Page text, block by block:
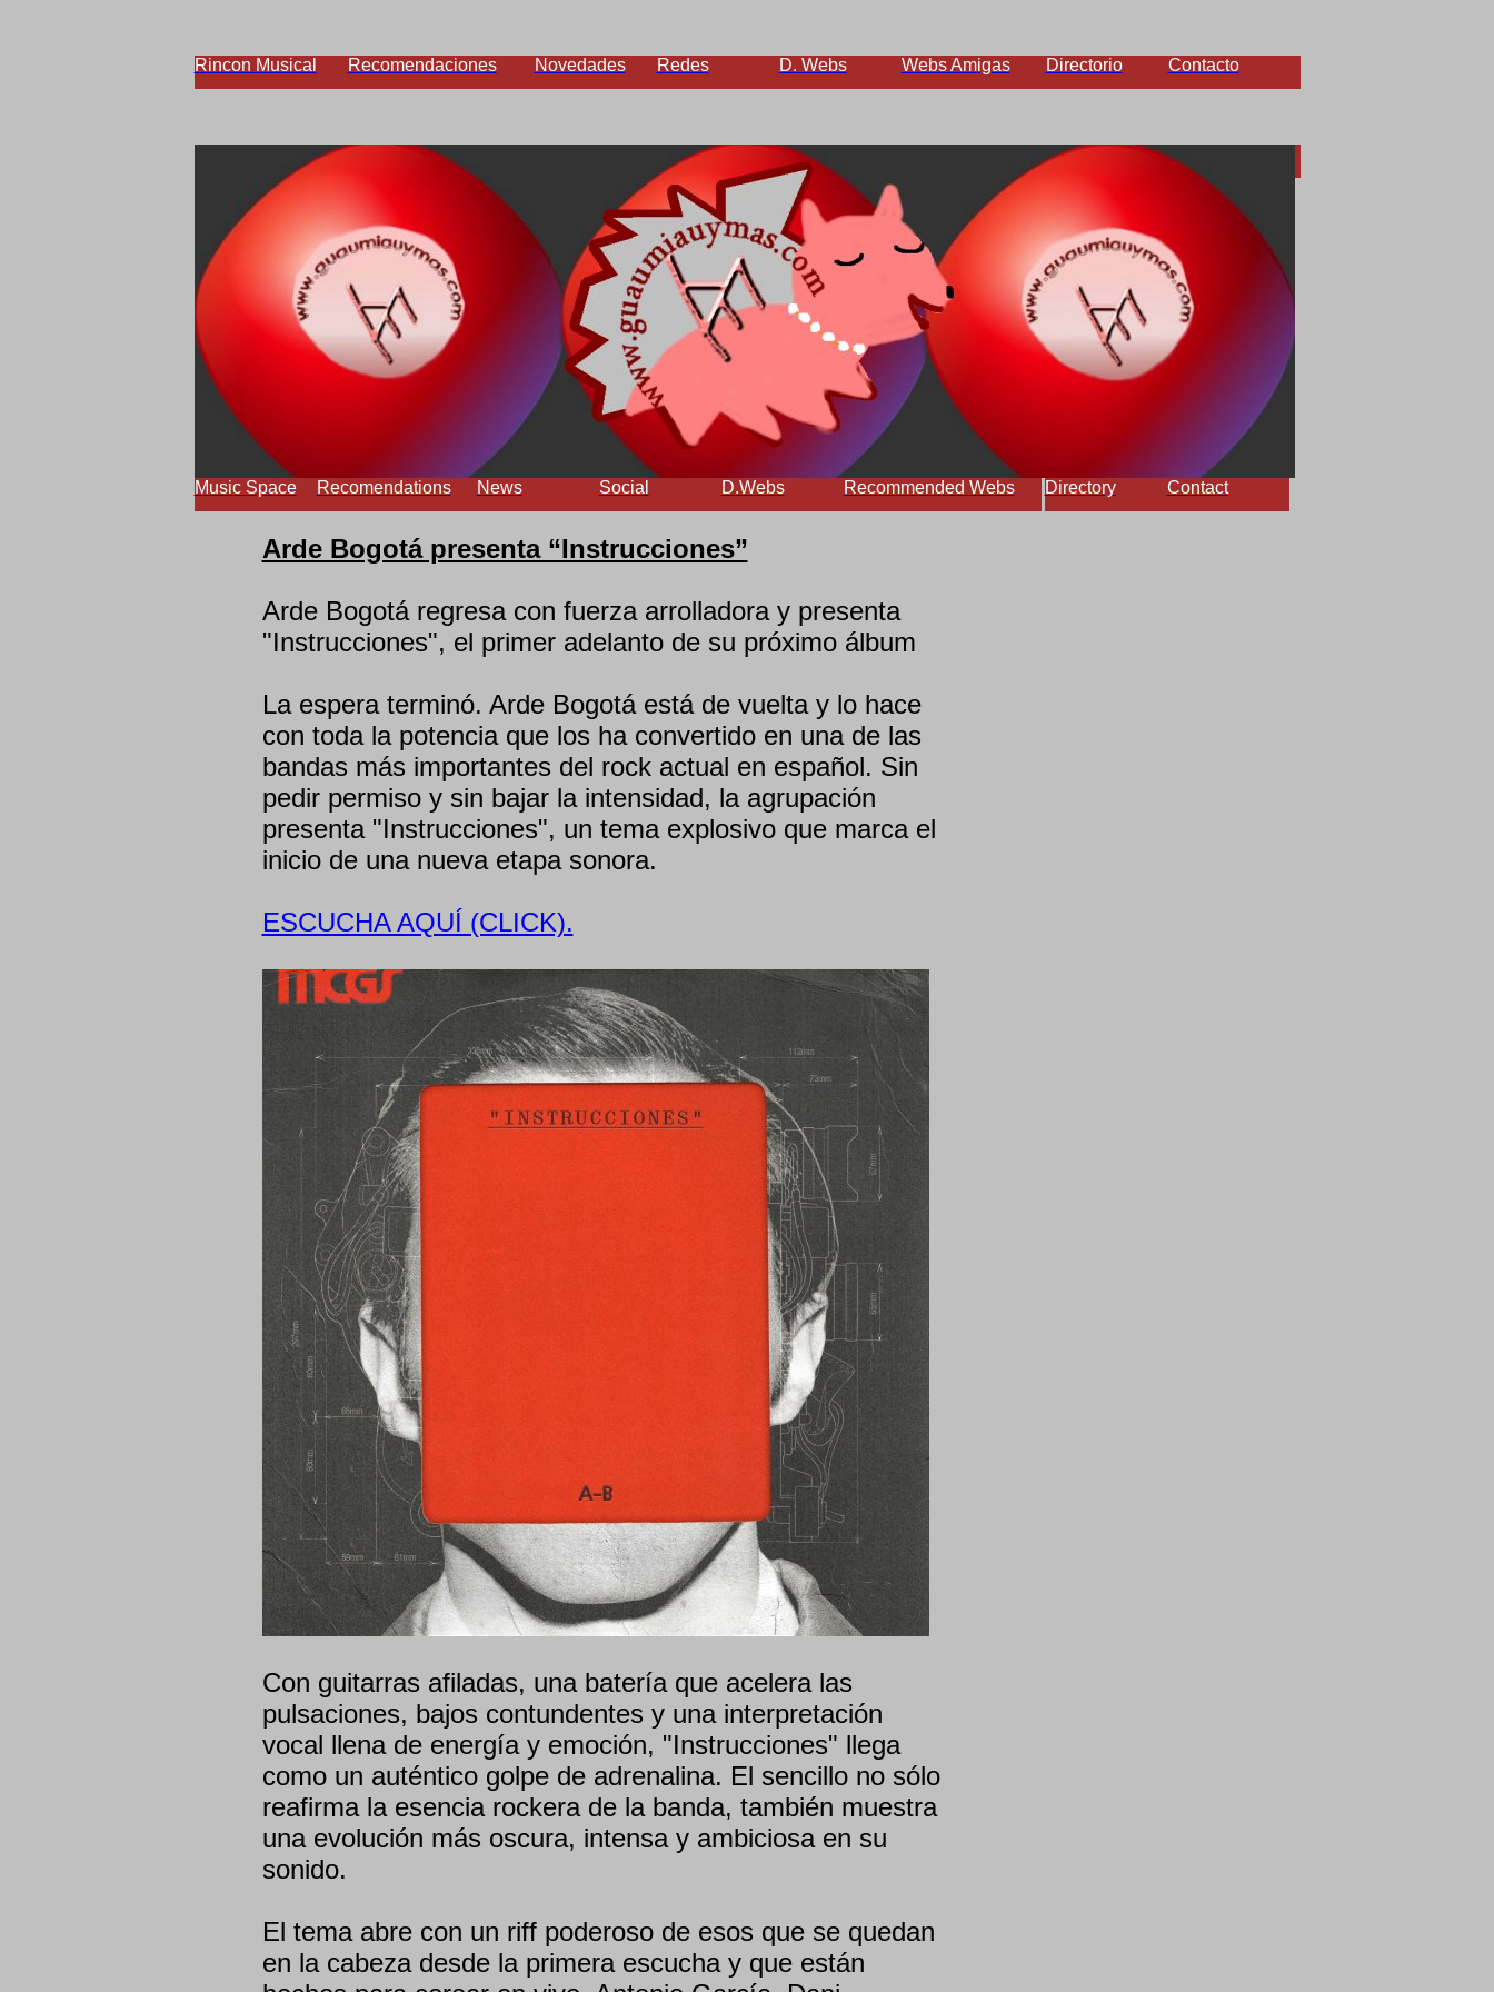
Rincon Musical Recomendaciones Novedades Redes D. Webs Webs Amigas Directorio Contacto
Music Space Recomendations News Social D.Webs Recommended Webs Directory Contact
Arde Bogotá presenta “Instrucciones”
Arde Bogotá regresa con fuerza arrolladora y presenta
"Instrucciones", el primer adelanto de su próximo álbum
La espera terminó. Arde Bogotá está de vuelta y lo hace
con toda la potencia que los ha convertido en una de las
bandas más importantes del rock actual en español. Sin
pedir permiso y sin bajar la intensidad, la agrupación
presenta "Instrucciones", un tema explosivo que marca el
inicio de una nueva etapa sonora.
ESCUCHA AQUÍ (CLICK).
Con guitarras afiladas, una batería que acelera las
pulsaciones, bajos contundentes y una interpretación
vocal llena de energía y emoción, "Instrucciones" llega
como un auténtico golpe de adrenalina. El sencillo no sólo
reafirma la esencia rockera de la banda, también muestra
una evolución más oscura, intensa y ambiciosa en su
sonido.
El tema abre con un riff poderoso de esos que se quedan
en la cabeza desde la primera escucha y que están